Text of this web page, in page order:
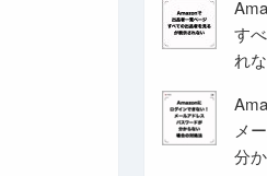
す
れ
メ
分